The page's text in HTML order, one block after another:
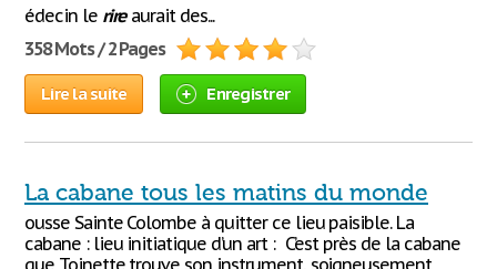
édecin le rireaurait des...
358 Mots / 2 Pages
Lire la suite Enregistrer
La cabane tous les matins du monde
ousse Sainte Colombe à quitter ce lieu paisible. La
cabane : lieu initiatique d’un art : C’est près de la cabane
que Toinette trouve son instrument, soigneusement